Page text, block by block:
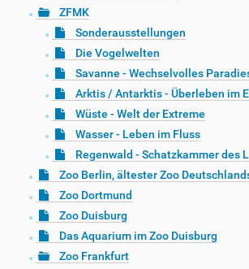
ZFMK
Sonderausstellungen
Die Vogelwelten
Savanne - Wechselvolles
Arktis / Antarktis - Überleben im
Wüste - Welt der Extreme
Wasser - Leben im Fluss
Regenwald - Schatzkammer des
Zoo Berlin, ältester Zoo
Zoo Dortmund
Zoo Duisburg
Das Aquarium im Zoo Duisburg
Zoo Frankfurt